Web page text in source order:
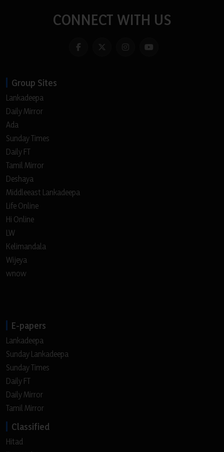
CONNECT WITH US
Group Sites
Lankadeepa
Daily Mirror
Ada
Sunday Times
Daily FT
Tamil Mirror
Deshaya
Middleeast Lankadeepa
Life Online
Hi Online
LW
Kelimandala
Wijeya
wnow
E-papers
Lankadeepa
Sunday Lankadeepa
Sunday Times
Daily FT
Daily Mirror
Tamil Mirror
Classified
Hitad